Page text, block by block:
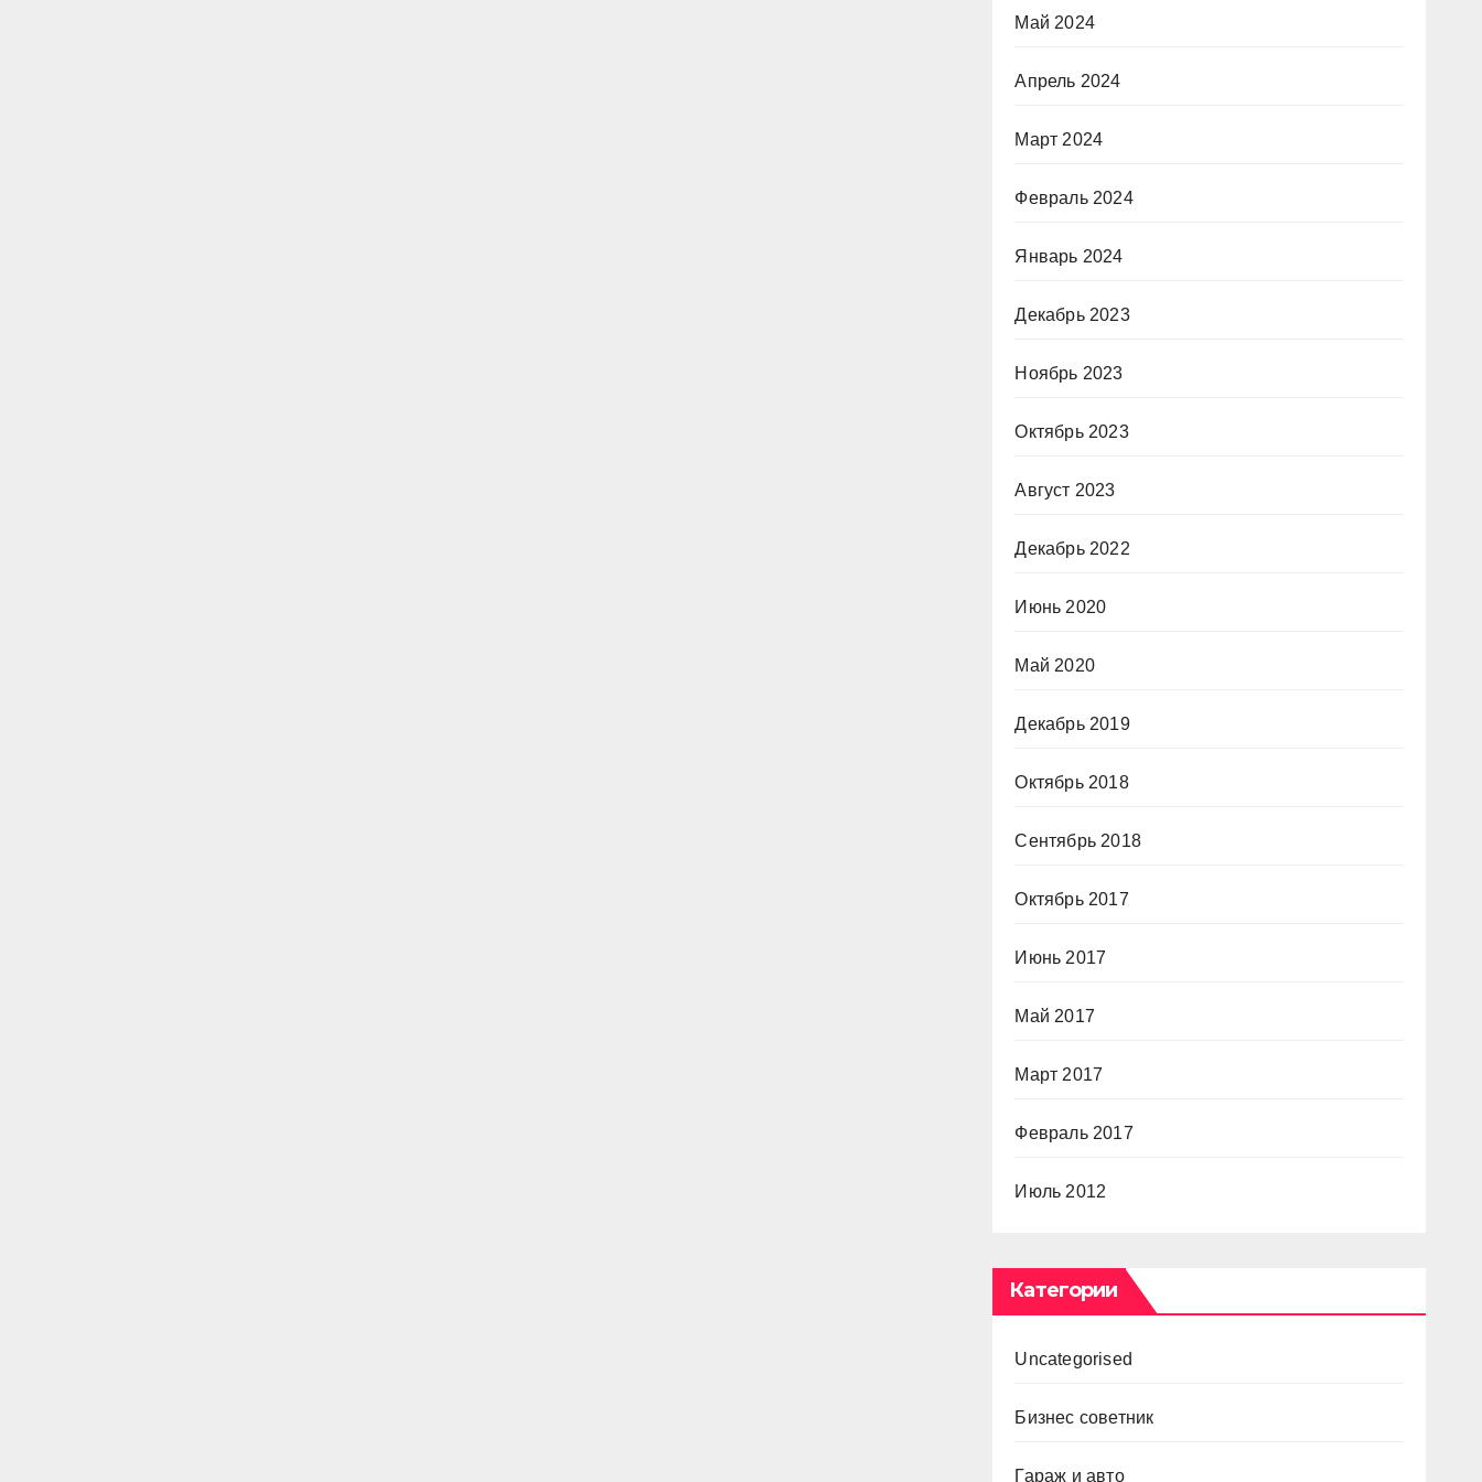
Май 2024
Апрель 2024
Март 2024
Февраль 2024
Январь 2024
Декабрь 2023
Ноябрь 2023
Октябрь 2023
Август 2023
Декабрь 2022
Июнь 2020
Май 2020
Декабрь 2019
Октябрь 2018
Сентябрь 2018
Октябрь 2017
Июнь 2017
Май 2017
Март 2017
Февраль 2017
Июль 2012
Категории
Uncategorised
Бизнес советник
Гараж и авто